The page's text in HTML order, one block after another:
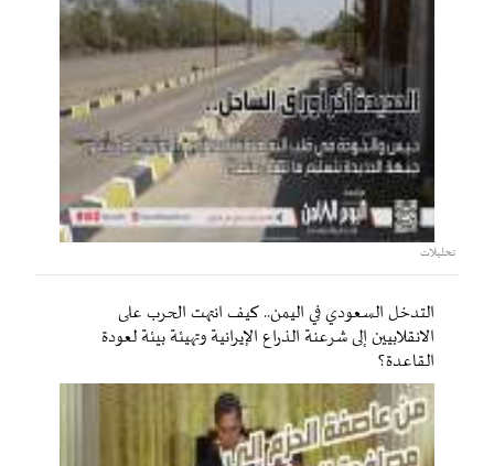
تحليلات
التدخل السعودي في اليمن.. كيف انتهت الحرب على
الانقلابيين إلى شرعنة الذراع الإيرانية وتهيئة بيئة لعودة
القاعدة؟